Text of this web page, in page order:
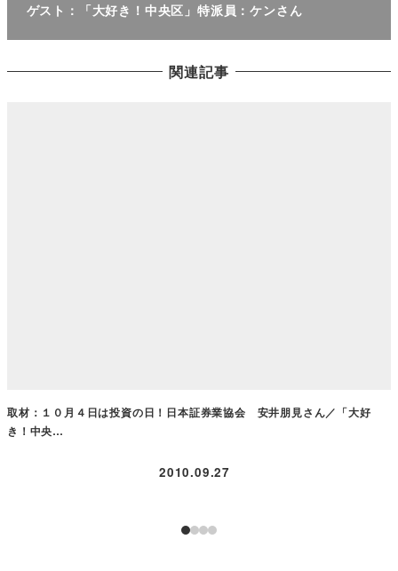
ゲスト：「大好き！中央区」特派員：ケンさん
関連記事
取材：１０月４日は投資の日！日本証券業協会 安井朋見さん／「大好
き！中央…
2010.09.27